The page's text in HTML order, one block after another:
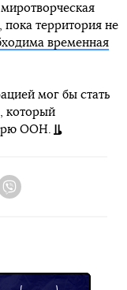
территория не
временная
мог бы стать
который
ООН.